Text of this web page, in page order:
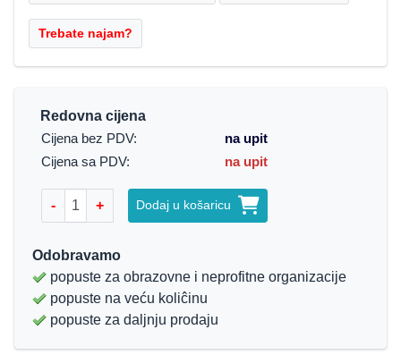
Redovna cijena
Cijena bez PDV:
na upit
Cijena sa PDV:
na upit
- + Dodaj u košaricu
Odobravamo
popuste za obrazovne i neprofitne organizacije
popuste na veću koliĉinu
popuste za daljnju prodaju